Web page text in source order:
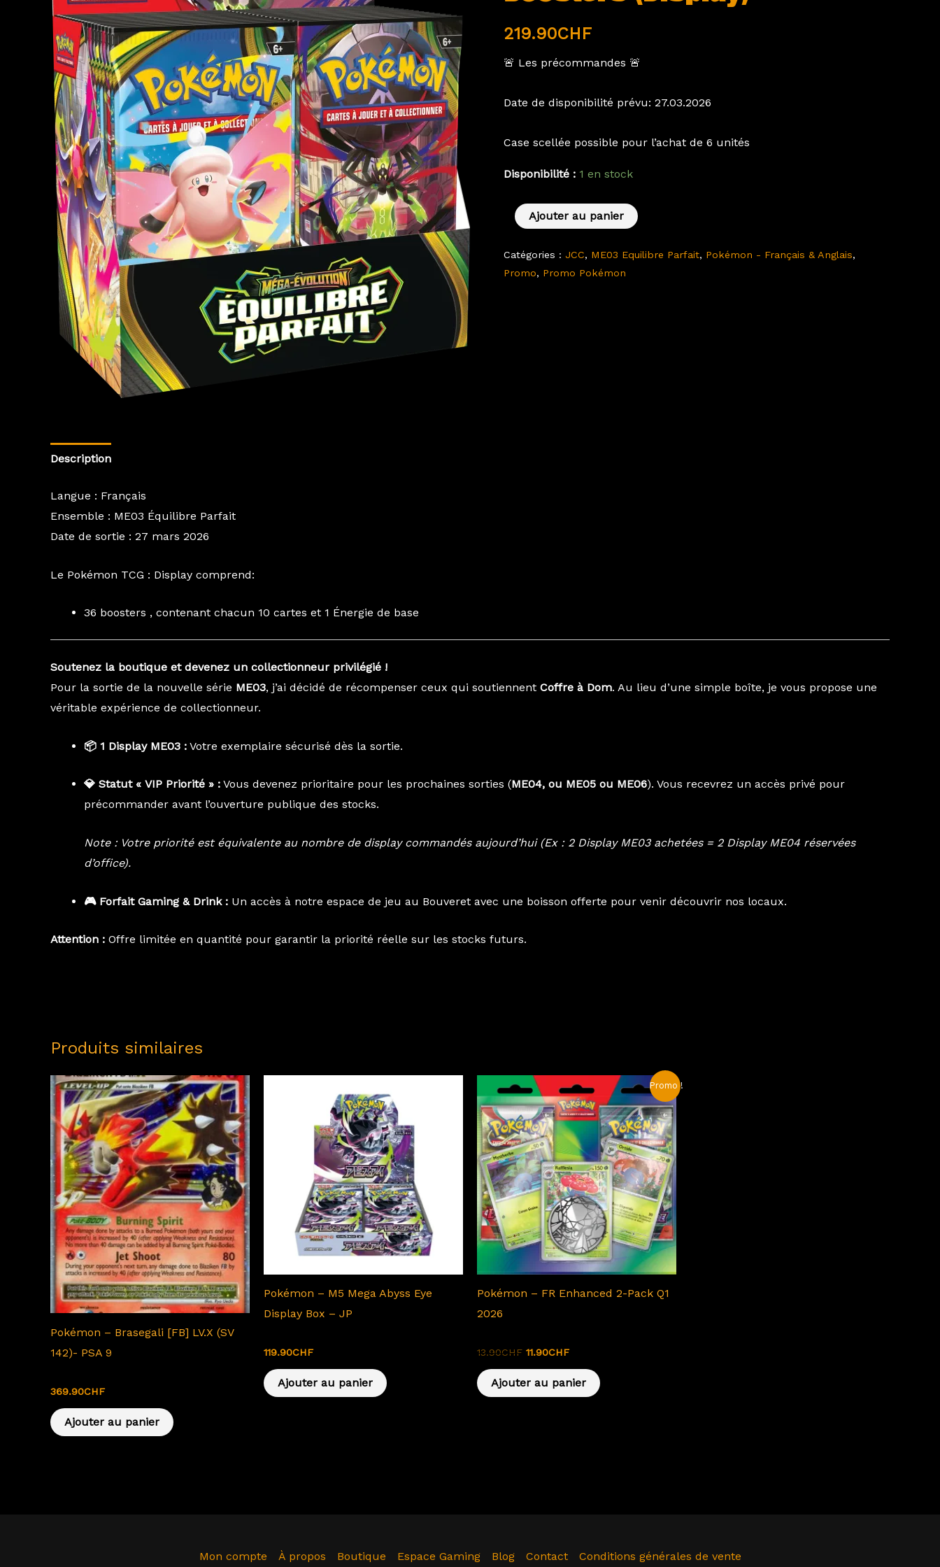
219.90CHF
🚨 Les précommandes 🚨
Date de disponibilité prévu: 27.03.2026
Case scellée possible pour l’achat de 6 unités
Disponibilité : 1 en stock
Boîte
36
Boosters
Ajouter au panier
Catégories : JCC, ME03 Equilibre Parfait, Pokémon - Français & Anglais,
Promo, Promo Pokémon
Description
Langue : Français
Ensemble : ME03 Équilibre Parfait
Date de sortie : 27 mars 2026
Le Pokémon TCG : Display comprend:
36 boosters , contenant chacun 10 cartes et 1 Énergie de base
Soutenez la boutique et devenez un collectionneur privilégié !
Pour la sortie de la nouvelle série ME03, j’ai décidé de récompenser ceux qui soutiennent Coffre à Dom. Au lieu d’une simple boîte, je vous propose une
véritable expérience de collectionneur.
📦 1 Display ME03 : Votre exemplaire sécurisé dès la sortie.
💎 Statut « VIP Priorité » : Vous devenez prioritaire pour les prochaines sorties (ME04, ou ME05 ou ME06). Vous recevrez un accès privé pour
précommander avant l’ouverture publique des stocks.
Note : Votre priorité est équivalente au nombre de display commandés aujourd’hui (Ex : 2 Display ME03 achetées = 2 Display ME04 réservées
d’office).
🎮 Forfait Gaming & Drink : Un accès à notre espace de jeu au Bouveret avec une boisson offerte pour venir découvrir nos locaux.
Attention : Offre limitée en quantité pour garantir la priorité réelle sur les stocks futurs.
Produits similaires
Pokémon – Brasegali [FB] LV.X (SV
142)- PSA 9
369.90CHF
Ajouter au panier
Pokémon – M5 Mega Abyss Eye
Display Box – JP
119.90CHF
Ajouter au panier
Promo !
Pokémon – FR Enhanced 2-Pack Q1
2026
13.90CHF
Le
prix
initial
était :
13.90CHF.
11.90CHF
prix
actuel
est :
11.90CHF.
Ajouter au panier
Mon compte À propos Boutique Espace Gaming Blog Contact Conditions générales de vente